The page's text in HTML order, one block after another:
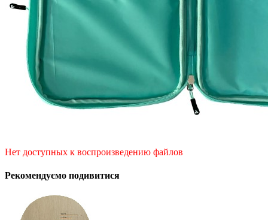
Нет доступных к воспроизведению файлов
Рекомендуємо подивитися